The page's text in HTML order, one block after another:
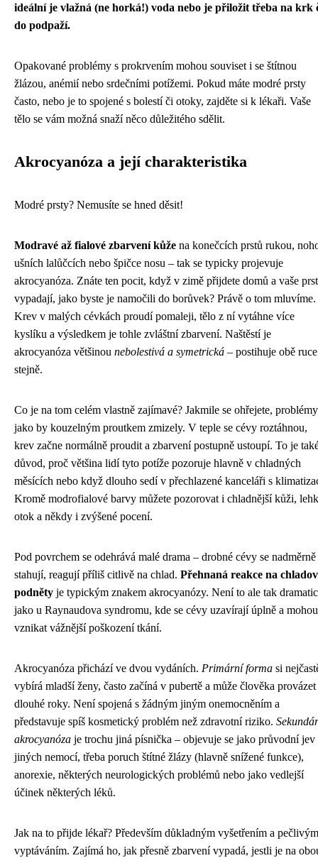
ideální je vlažná (ne horká!) voda nebo je přiložit třeba na krk
do podpaží.
Opakované problémy s prokrvením mohou souviset i se štítnou
žlázou, anémií nebo srdečními potížemi. Pokud máte modré prsty
často, nebo je to spojené s bolestí či otoky, zajděte si k lékaři. Vaše
tělo se vám možná snaží něco důležitého sdělit.
Akrocyanóza a její charakteristika
Modré prsty? Nemusíte se hned děsit!
Modravé až fialové zbarvení kůže na konečcích prstů rukou,
ušních lalůčcích nebo špičce nosu – tak se typicky projevuje
akrocyanóza. Znáte ten pocit, když v zimě přijdete domů a vaše
vypadají, jako byste je namočili do borůvek? Právě o tom mluvíme.
Krev v malých cévkách proudí pomaleji, tělo z ní vytáhne více
kyslíku a výsledkem je tohle zvláštní zbarvení. Naštěstí je
akrocyanóza většinou nebolestivá a symetrická – postihuje obě ruce
stejně.
Co je na tom celém vlastně zajímavé? Jakmile se ohřejete, problémy
jako by kouzelným proutkem zmizely. V teple se cévy roztáhnou,
krev začne normálně proudit a zbarvení postupně ustoupí. To je
důvod, proč většina lidí tyto potíže pozoruje hlavně v chladných
měsících nebo když dlouho sedí v přechlazené kanceláři s
Kromě modrofialové barvy můžete pozorovat i chladnější kůži,
otok a někdy i zvýšené pocení.
Pod povrchem se odehrává malé drama – drobné cévy se nadměrně
stahují, reagují příliš citlivě na chlad. Přehnaná reakce na
podněty je typickým znakem akrocyanózy. Není to ale tak
jako u Raynaudova syndromu, kde se cévy uzavírají úplně a mohou
vznikat vážnější poškození tkání.
Akrocyanóza přichází ve dvou vydáních. Primární forma si
vybírá mladší ženy, často začíná v pubertě a může člověka provázet
dlouhé roky. Není spojená s žádným jiným onemocněním a
představuje spíš kosmetický problém než zdravotní riziko.
akrocyanóza je trochu jiná písnička – objevuje se jako průvodní jev
jiných nemocí, třeba poruch štítné žlázy (hlavně snížené funkce),
anorexie, některých neurologických problémů nebo jako vedlejší
účinek některých léků.
Jak na to přijde lékař? Především důkladným vyšetřením a pečlivým
vyptáváním. Zajímá ho, jak přesně zbarvení vypadá, jestli je na